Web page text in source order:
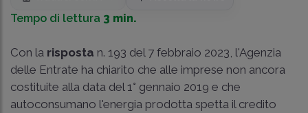
Tempo di lettura 3 min.
Con la risposta n. 193 del 7 febbraio 2023, l'Agenzia
delle Entrate ha chiarito che alle imprese non ancora
costituite alla data del 1° gennaio 2019 e che
autoconsumano l'energia prodotta spetta il credito